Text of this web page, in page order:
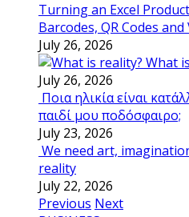
Turning an Excel
Barcodes, QR Codes
July 26, 2026
What
July 26, 2026
Ποια ηλικία είναι
παιδί μου ποδόσφαιρο;
July 23, 2026
We need art,
reality
July 22, 2026
Previous Next